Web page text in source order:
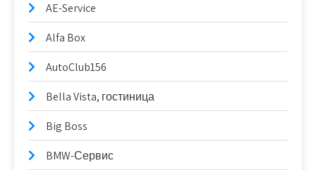
AE-Service
Alfa Box
AutoClub156
Bella Vista, гостиница
Big Boss
BMW-Сервис